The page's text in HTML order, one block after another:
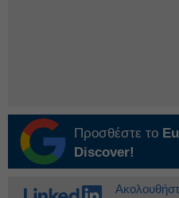
Προσθέστε το
Discover!